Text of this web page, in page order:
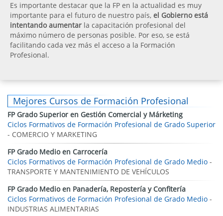
Es importante destacar que la FP en la actualidad es muy
importante para el futuro de nuestro país, el Gobierno está
intentando aumentar la capacitación profesional del
máximo número de personas posible. Por eso, se está
facilitando cada vez más el acceso a la Formación
Profesional.
Mejores Cursos de Formación Profesional
FP Grado Superior en Gestión Comercial y Márketing
Ciclos Formativos de Formación Profesional de Grado Superior
- COMERCIO Y MARKETING
FP Grado Medio en Carrocería
Ciclos Formativos de Formación Profesional de Grado Medio -
TRANSPORTE Y MANTENIMIENTO DE VEHÍCULOS
FP Grado Medio en Panadería, Repostería y Confitería
Ciclos Formativos de Formación Profesional de Grado Medio -
INDUSTRIAS ALIMENTARIAS